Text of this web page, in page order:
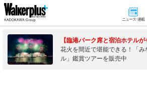
ニュース･連載
【臨港パーク席と宿泊ホテルが
花火を間近で堪能できる！「
ル」鑑賞ツアーを販売中